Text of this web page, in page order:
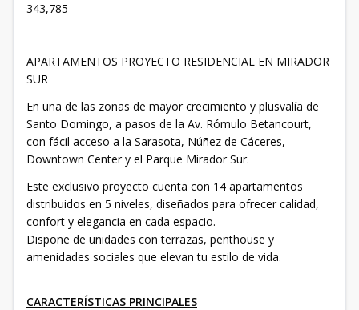
343,785
APARTAMENTOS PROYECTO RESIDENCIAL EN MIRADOR
SUR
En una de las zonas de mayor crecimiento y plusvalía de
Santo Domingo, a pasos de la Av. Rómulo Betancourt,
con fácil acceso a la Sarasota, Núñez de Cáceres,
Downtown Center y el Parque Mirador Sur.
Este exclusivo proyecto cuenta con 14 apartamentos
distribuidos en 5 niveles, diseñados para ofrecer calidad,
confort y elegancia en cada espacio.
Dispone de unidades con terrazas, penthouse y
amenidades sociales que elevan tu estilo de vida.
CARACTERÍSTICAS PRINCIPALES